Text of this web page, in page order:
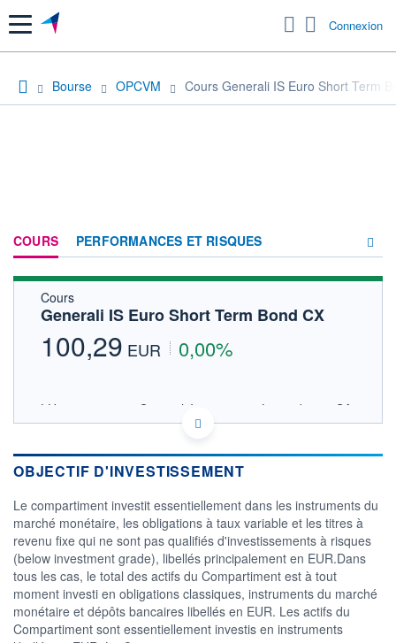
Menu Connexion
Bourse OPCVM Cours Generali IS Euro Short Term
COURS PERFORMANCES ET RISQUES
Cours
Generali IS Euro Short Term Bond CX
100,29 EUR 0,00%
LU0383845111 - Generali Investments Luxembourg SA
OPCVM DERNIER COURS CONNU AU 08/06/2016
Obligations EUR Emprunts
d'Etat Court Terme
FONDS PARTENAIRES
TARIFS PRIVILÉGIÉS 0%
ÉLIGIBILITÉ
PEA PEA-PME BOURSOVIE LUX
BOURSOVIE
CTO BUSINESS
OBJECTIF D'INVESTISSEMENT
Le compartiment investit essentiellement dans les instruments du
marché monétaire, les obligations à taux variable et les titres à
revenu fixe qui ne sont pas qualifiés d'investissements à risques
(below investment grade), libellés principalement en EUR.Dans
tous les cas, le total des actifs du Compartiment est à tout
moment investi en obligations classiques, instruments du marché
monétaire et dépôts bancaires libellés en EUR. Les actifs du
Compartiment sont essentiellement investis en instruments